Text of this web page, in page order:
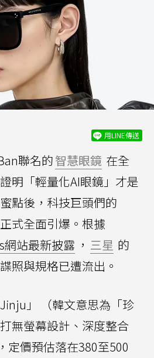
用LINE傳送
聯名的智慧眼鏡 在全
明「輕量化AI眼鏡」才是
點後，科技巨頭們的
式全面引爆。根據
站最新披露 ， 三星 的
照與規格已遭流出。
」 （韓文意思為「珍
無螢幕設計、深度整合
定價預估落在380至500